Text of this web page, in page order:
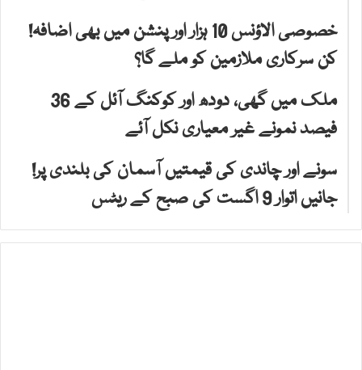
خصوصی الاؤنس 10 ہزار اور پنشن میں بھی اضافہ!
کن سرکاری ملازمین کو ملے گا؟
ملک میں گھی، دودھ اور کوکنگ آئل کے 36
فیصد نمونے غیر معیاری نکل آئے
سونے اور چاندی کی قیمتیں آسمان کی بلندی پر!
جانیں اتوار 9 اگست کی صبح کے ریٹس